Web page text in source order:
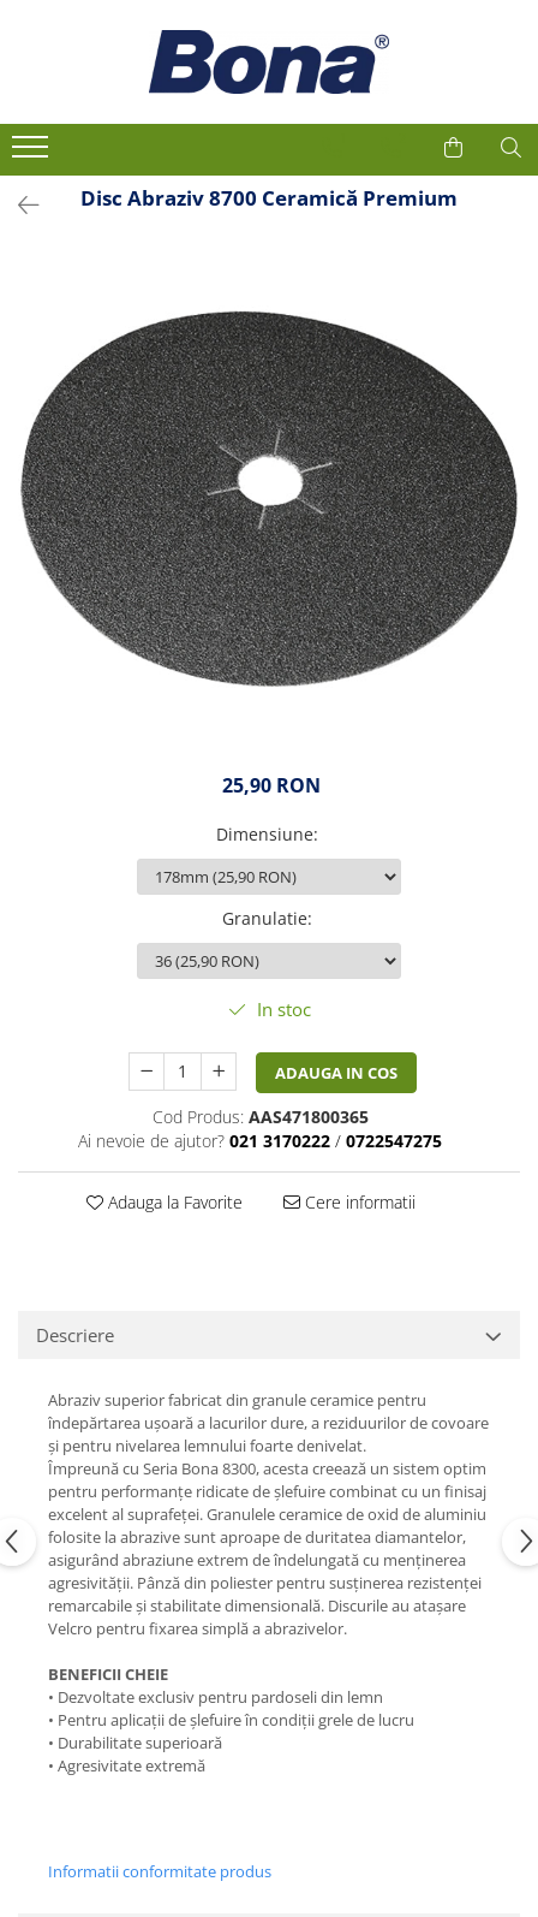
Disc Abraziv 8700 Ceramică Premium
25,90 RON
Dimensiune:
Granulatie:
In stoc
ADAUGA IN COS
Cod Produs: AAS471800365
Ai nevoie de ajutor? 021 3170222 / 0722547275
Adauga la Favorite Cere informatii
Descriere
Abraziv superior fabricat din granule ceramice pentru
îndepărtarea ușoară a lacurilor dure, a reziduurilor de covoare
și pentru nivelarea lemnului foarte denivelat.
Împreună cu Seria Bona 8300, acesta creează un sistem optim
pentru performanțe ridicate de șlefuire combinat cu un finisaj
excelent al suprafeței. Granulele ceramice de oxid de aluminiu
folosite la abrazive sunt aproape de duritatea diamantelor,
asigurând abraziune extrem de îndelungată cu menținerea
agresivității. Pânză din poliester pentru susținerea rezistenței
remarcabile și stabilitate dimensională. Discurile au atașare
Velcro pentru fixarea simplă a abrazivelor.
BENEFICII CHEIE
• Dezvoltate exclusiv pentru pardoseli din lemn
• Pentru aplicații de șlefuire în condiții grele de lucru
• Durabilitate superioară
• Agresivitate extremă
Informatii conformitate produs